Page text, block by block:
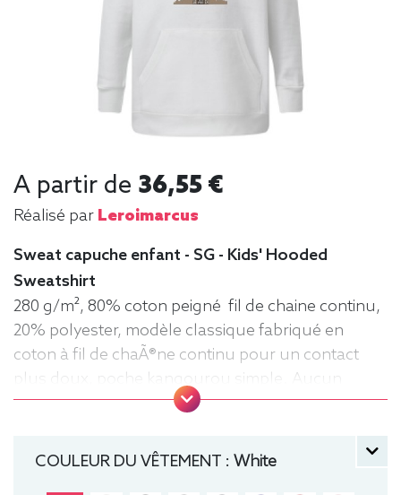
A partir de 36,55 €
Réalisé par Leroimarcus
Sweat capuche enfant - SG - Kids' Hooded
Sweatshirt
280 g/m², 80% coton peigné fil de chaine continu,
20% polyester, modèle classique fabriqué en
coton à fil de chaÃ®ne continu pour un contact
plus doux, poche kangourou simple. Aucun
cordon de serrage sur les modèles enfants. .
140 (9-10 ans), 152 (11-12 ans) manche longue,
COULEUR DU VÊTEMENT : White